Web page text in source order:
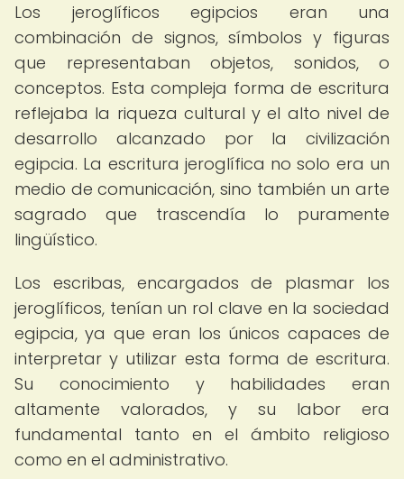
Los jeroglíficos egipcios eran una
combinación de signos, símbolos y figuras
que representaban objetos, sonidos, o
conceptos. Esta compleja forma de escritura
reflejaba la riqueza cultural y el alto nivel de
desarrollo alcanzado por la civilización
egipcia. La escritura jeroglífica no solo era un
medio de comunicación, sino también un arte
sagrado que trascendía lo puramente
lingüístico.
Los escribas, encargados de plasmar los
jeroglíficos, tenían un rol clave en la sociedad
egipcia, ya que eran los únicos capaces de
interpretar y utilizar esta forma de escritura.
Su conocimiento y habilidades eran
altamente valorados, y su labor era
fundamental tanto en el ámbito religioso
como en el administrativo.